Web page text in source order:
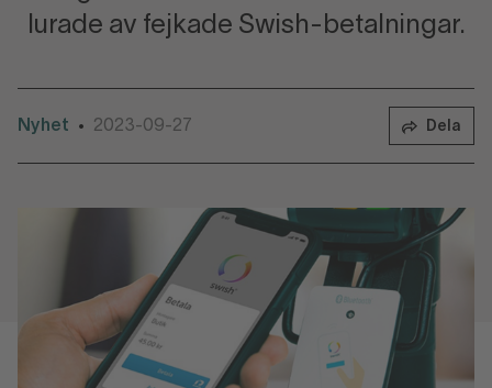
lurade av fejkade Swish-betalningar.
Nyhet • 2023-09-27 Dela